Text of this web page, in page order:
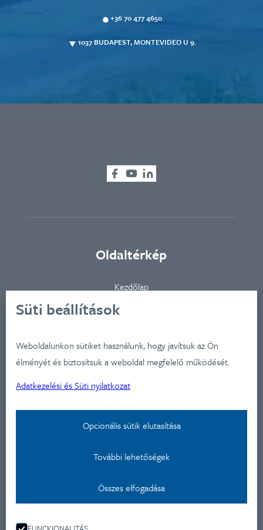
Süti beállítások
Weboldalunkon sütiket használunk, hogy javítsuk az Ön
élményét és biztosítsuk a weboldal megfelelő működését.
Adatkezelési és Süti nyilatkozat
Opcionális sütik elutasítása
További lehetőségek
Összes elfogadása
+36 70 477 4650
1037 BUDAPEST, MONTEVIDEO U 9.
Oldaltérkép
Kapcsolat
Kezdőlap
Ügynökségünkről
Iparágak
Szolgátatásaink
Képzéseink
Adatkezelési nyilatkozat